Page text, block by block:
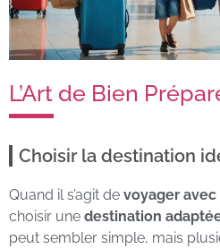
L’Art de Bien
Choisir la destination
Quand il s’agit de voyager
choisir une destination
peut sembler simple, mais